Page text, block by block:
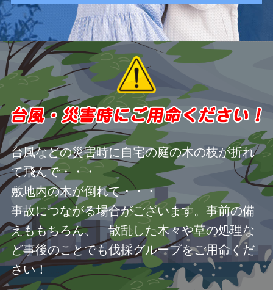
台風などの災害時に自宅の庭の木の枝が折れ
て飛んで・・・
敷地内の木が倒れて・・・
事故につながる場合がございます。事前の備
えももちろん、 散乱した木々や草の処理な
ど事後のことでも伐採グループをご用命くだ
さい！